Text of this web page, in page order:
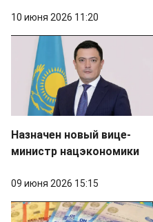
10 июня 2026 11:20
Назначен новый вице-
министр нацэкономики
09 июня 2026 15:15